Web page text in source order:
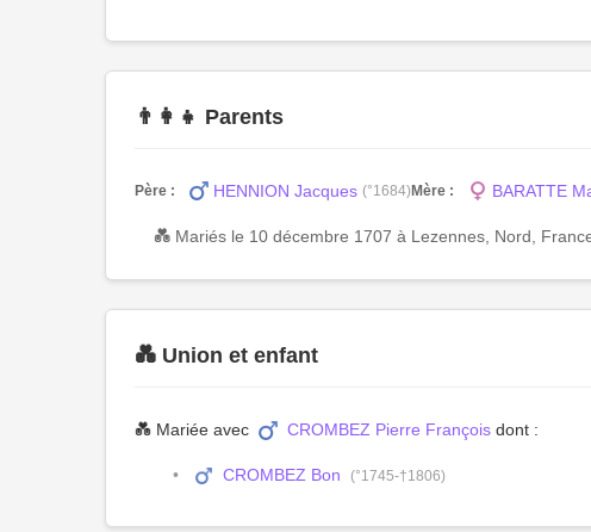
👨‍👩‍👧 Parents
Père : HENNION Jacques (°1684)Mère : BARATTE
💑 Mariés le 10 décembre 1707 à Lezennes, Nord,
💑 Union et enfant
💑 Mariée avec CROMBEZ Pierre François dont :
CROMBEZ Bon (°1745-†1806)